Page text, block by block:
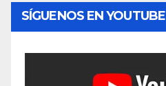
SÍGUENOS EN YOUTUBE